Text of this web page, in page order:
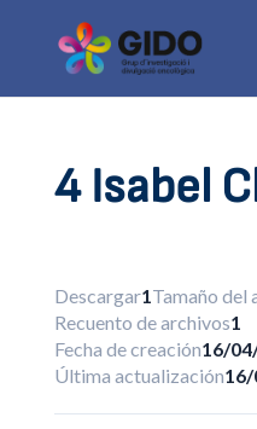
4 Isabel
Descargar1Tamaño del
Recuento de archivos1
Fecha de creación16/
Última actualización